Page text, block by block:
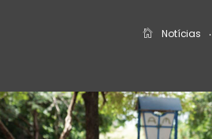
Notícias ‧